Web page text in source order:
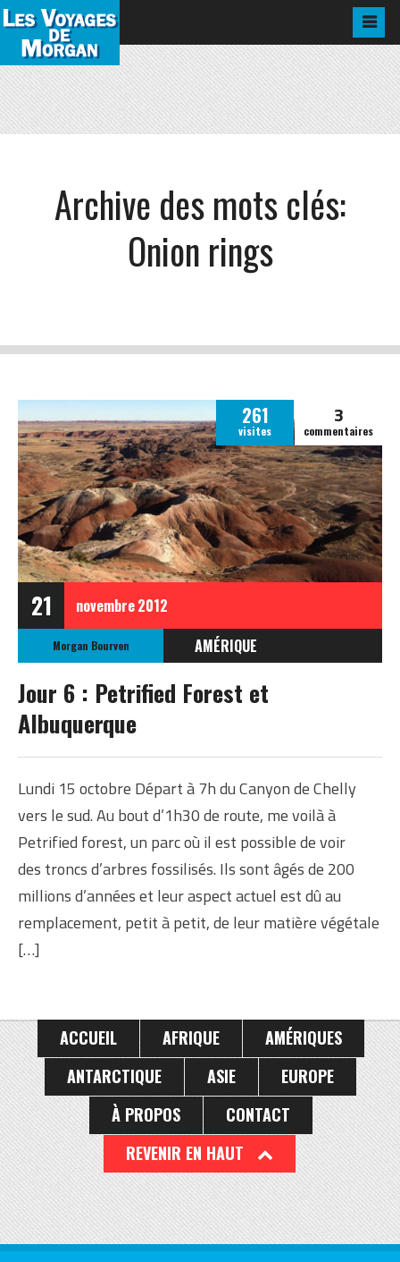
Archive des mots clés:
Onion rings
21 novembre2012
261
visites
3
commentaires
Morgan Bourven
AMÉRIQUE
ÉTATS-UNIS
Jour 6 : Petrified Forest et
Albuquerque
Lundi 15 octobre Départ à 7h du Canyon de Chelly
vers le sud. Au bout d’1h30 de route, me voilà à
Petrified forest, un parc où il est possible de voir
des troncs d’arbres fossilisés. Ils sont âgés de 200
millions d’années et leur aspect actuel est dû au
remplacement, petit à petit, de leur matière végétale
[…]
ACCUEIL AFRIQUE
AMÉRIQUES
ANTARCTIQUE
ASIE
EUROPE
À PROPOS
CONTACT
REVENIR EN HAUT